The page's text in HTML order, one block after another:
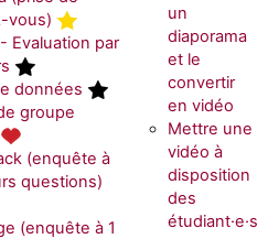
vous)
Evaluation par
données
groupe
(enquête à
questions)
(enquête à 1
un
diaporama
et le
convertir
en vidéo
Mettre une
vidéo à
disposition
des
étudiant·e·s